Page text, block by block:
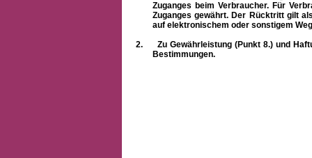
Zuganges beim Verbraucher. Für
Zuganges gewährt. Der Rücktritt gilt
auf elektronischem oder sonstigem
2.
Zu Gewährleistung (Punkt 8.) und
Bestimmungen.